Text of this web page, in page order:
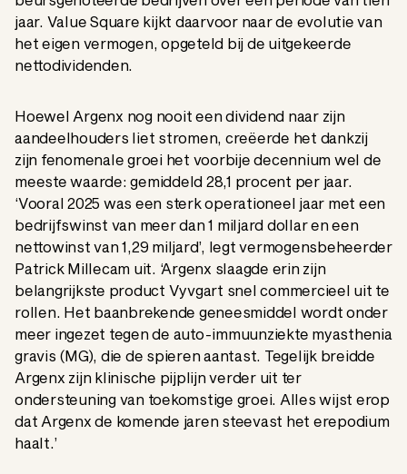
jaar. Value Square kijkt daarvoor naar de evolutie van
het eigen vermogen, opgeteld bij de uitgekeerde
nettodividenden.
Hoewel Argenx nog nooit een dividend naar zijn
aandeelhouders liet stromen, creëerde het dankzij
zijn fenomenale groei het voorbije decennium wel de
meeste waarde: gemiddeld 28,1 procent per jaar.
‘Vooral 2025 was een sterk operationeel jaar met een
bedrijfswinst van meer dan 1 miljard dollar en een
nettowinst van 1,29 miljard’, legt vermogensbeheerder
Patrick Millecam uit. ‘Argenx slaagde erin zijn
belangrijkste product Vyvgart snel commercieel uit te
rollen. Het baanbrekende geneesmiddel wordt onder
meer ingezet tegen de auto-immuunziekte myasthenia
gravis (MG), die de spieren aantast. Tegelijk breidde
Argenx zijn klinische pijplijn verder uit ter
ondersteuning van toekomstige groei. Alles wijst erop
dat Argenx de komende jaren steevast het erepodium
haalt.’